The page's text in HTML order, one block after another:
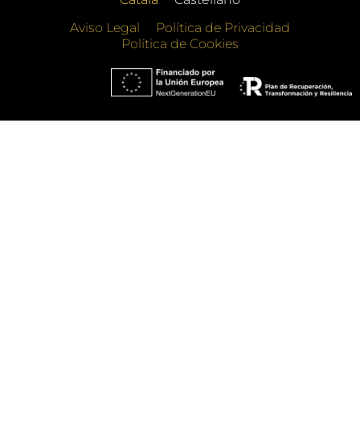
Aviso Legal
Política de Privacidad
Política de Cookies